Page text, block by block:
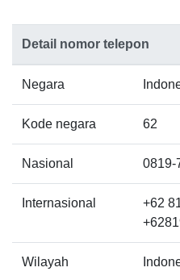
Detail nomor telepon
Negara
Kode negara 62
Nasional 0819-
Internasional
+62
Wilayah